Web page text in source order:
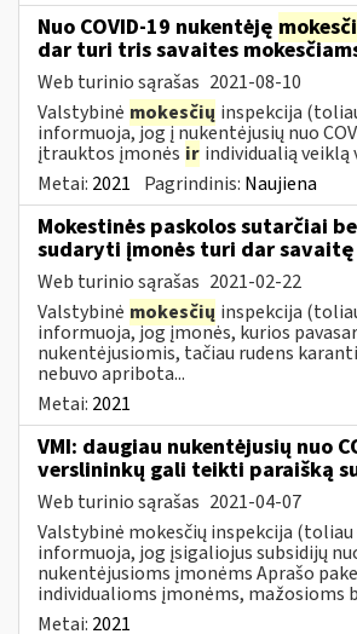
Nuo COVID-19 nukentėję
dar turi tris savaites
Web turinio sąrašas 2021-08-10
Valstybinė mokesčių inspekcija
informuoja, jog į nukentėjusių nuo
įtrauktos įmonės ir individualią veiklą
Metai: 2021 Pagrindinis: Naujiena
Mokestinės paskolos sutarčiai
sudaryti įmonės turi dar
Web turinio sąrašas 2021-02-22
Valstybinė mokesčių inspekcija
informuoja, jog įmonės, kurios
nukentėjusiomis, tačiau rudens
nebuvo apribota...
Metai: 2021
VMI: daugiau nukentėjusių nuo
verslininkų gali teikti paraišką
Web turinio sąrašas 2021-04-07
Valstybinė mokesčių inspekcija (toliau
informuoja, jog įsigaliojus subsidijų
nukentėjusioms įmonėms Aprašo
individualioms įmonėms, mažosioms
Metai: 2021